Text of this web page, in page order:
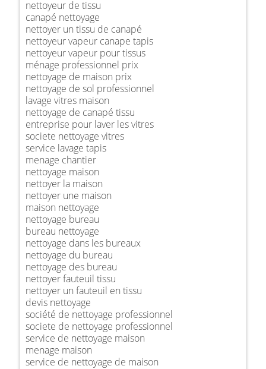
nettoyeur de tissu
canapé nettoyage
nettoyer un tissu de canapé
nettoyeur vapeur canape tapis
nettoyeur vapeur pour tissus
ménage professionnel prix
nettoyage de maison prix
nettoyage de sol professionnel
lavage vitres maison
nettoyage de canapé tissu
entreprise pour laver les vitres
societe nettoyage vitres
service lavage tapis
menage chantier
nettoyage maison
nettoyer la maison
nettoyer une maison
maison nettoyage
nettoyage bureau
bureau nettoyage
nettoyage dans les bureaux
nettoyage du bureau
nettoyage des bureau
nettoyer fauteuil tissu
nettoyer un fauteuil en tissu
devis nettoyage
société de nettoyage professionnel
societe de nettoyage professionnel
service de nettoyage maison
menage maison
service de nettoyage de maison